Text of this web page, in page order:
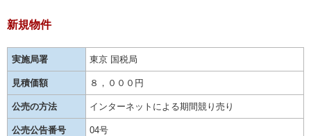
新規物件
実施局署 東京 国税局
見積価額 ８，０００円
公売の方法 インターネットによる期間競り売り
公売公告番号 04号